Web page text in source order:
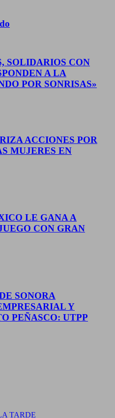
SOLIDARIOS CON
A LA
POR SONRISAS»
ACCIONES POR
MUJERES EN
LE GANA A
CON GRAN
SONORA
Y
PEÑASCO: UTPP
TARDE